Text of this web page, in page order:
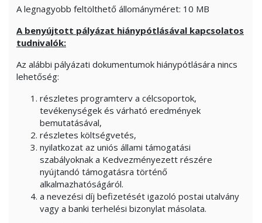
A legnagyobb feltölthető állományméret: 10 MB
A benyújtott pályázat hiánypótlásával kapcsolatos
tudnivalók:
Az alábbi pályázati dokumentumok hiánypótlására nincs
lehetőség:
részletes programterv a célcsoportok,
tevékenységek és várható eredmények
bemutatásával,
részletes költségvetés,
nyilatkozat az uniós állami támogatási
szabályoknak a Kedvezményezett részére
nyújtandó támogatásra történő
alkalmazhatóságáról.
a nevezési díj befizetését igazoló postai utalvány
vagy a banki terhelési bizonylat másolata.